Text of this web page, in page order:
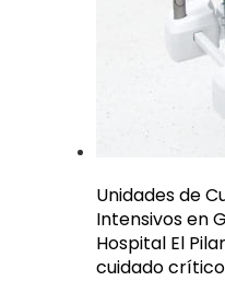
Unidades de
Intensivos en
Hospital El
cuidado crítico